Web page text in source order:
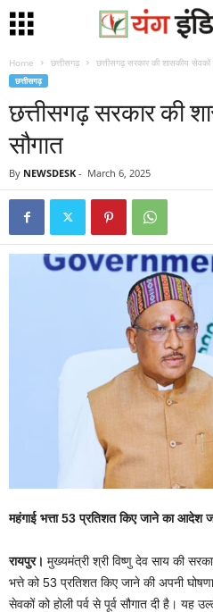
Home छत्तीसगढ़ छत्तीसगढ़ सरकार की शासकीय सेवकों
छत्तीसगढ़
छत्तीसगढ़ सरकार की
सौगात
By NEWSDESK - March 6, 2025
महंगाई भत्ता 53 प्रतिशत किए जाने का आदेश
रायपुर। मुख्यमंत्री श्री विष्णु देव साय की
भत्ते को 53 प्रतिशत किए जाने की अपनी
सेवकों को होली पर्व से पूर्व सौगात दी है। यह